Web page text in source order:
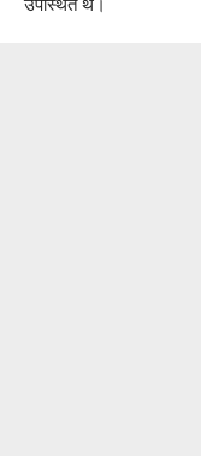
उपस्थित थे।